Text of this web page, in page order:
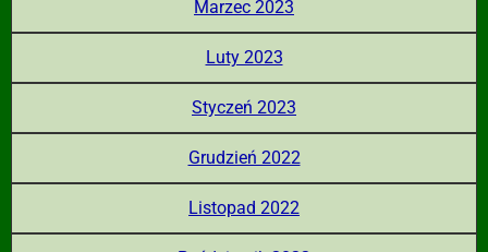
Marzec 2023
Luty 2023
Styczeń 2023
Grudzień 2022
Listopad 2022